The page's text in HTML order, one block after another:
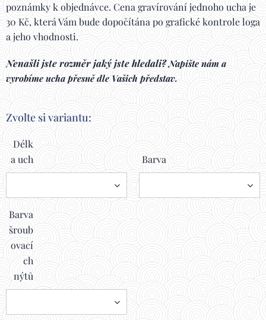
poznámky k objednávce. Cena gravírování jednoho ucha je
30 Kč, která Vám bude dopočítána po grafické kontrole loga
a jeho vhodnosti.
Nenašli jste rozměr jaký jste hledali?Napište nám a
vyrobíme ucha přesně dle Vašich představ.
Zvolte si variantu:
Délk
a uch
Barva
Barva
šroub
ovací
ch
nýtů